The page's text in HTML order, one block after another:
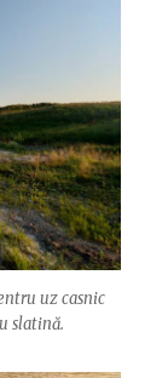
uz casnic
slatină.